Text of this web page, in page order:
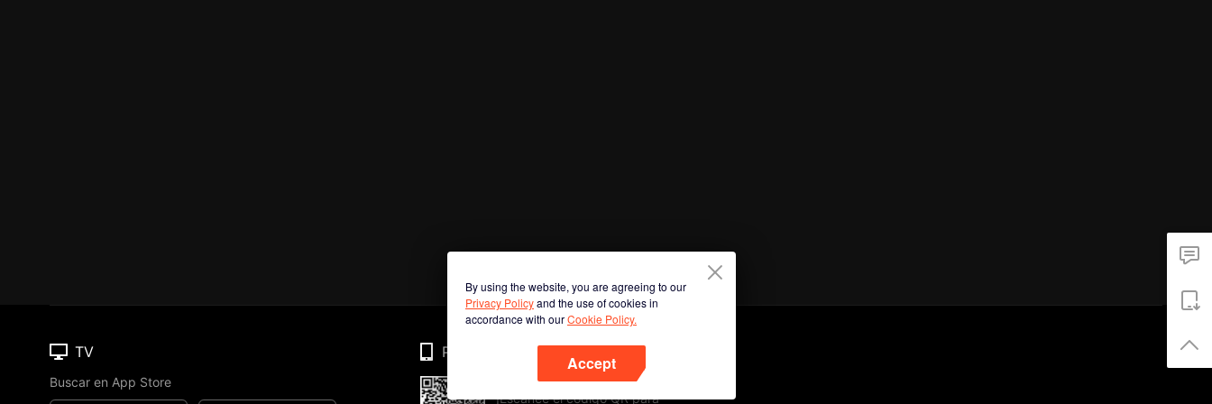
By using the website, you are agreeing to our
Privacy Policyand the use of cookies in
accordance with ourCookie Policy.
Accept
TV
Buscar en App Store
Phone
¡Escanee el código QR para